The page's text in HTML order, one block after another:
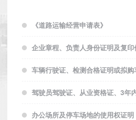
《道路运输经营申请表》
企业章程、负责人身份证明及复
车辆行驶证、检测合格证明或拟
驾驶员驾驶证、从业资格证、3年
办公场所及停车场地的使用权证明